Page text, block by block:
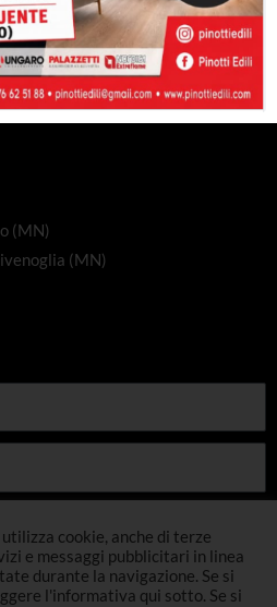
(MN)
(MN)
cookie, anche di terze
e messaggi pubblicitari in linea
durante la navigazione. Se si
l'informativa qui sotto. Se si